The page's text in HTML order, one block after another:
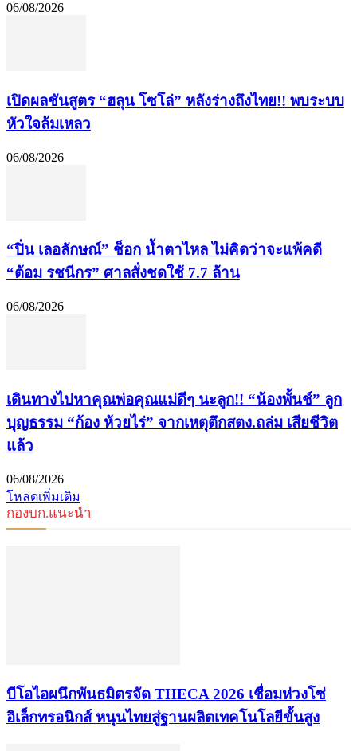
06/08/2026
เปิดผลชันสูตร “ฮลุน โซโล่” หลังร่างถึงไทย!! พบระบบ
หัวใจล้มเหลว
06/08/2026
“ปิ่น เลอลักษณ์” ช็อก น้ำตาไหล ไม่คิดว่าจะแพ้คดี
“ต้อม รชนีกร” ศาลสั่งชดใช้ 7.7 ล้าน
06/08/2026
เดินทางไปหาคุณพ่อคุณแม่ดีๆ นะลูก!! “น้องพั้นช์” ลูก
บุญธรรม “ก้อง ห้วยไร่” จากเหตุตึกสตง.ถล่ม เสียชีวิต
แล้ว
06/08/2026
โหลดเพิ่มเติม
กองบก.แนะนำ
บีโอไอผนึกพันธมิตรจัด THECA 2026 เชื่อมห่วงโซ่
อิเล็กทรอนิกส์ หนุนไทยสู่ฐานผลิตเทคโนโลยีขั้นสูง